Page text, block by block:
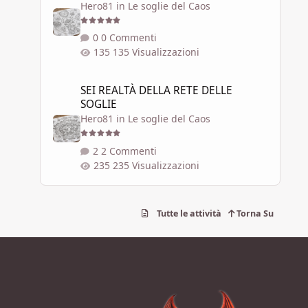
Hero81 in Le soglie del Caos
0 Commenti
135 Visualizzazioni
SEI REALTÀ DELLA RETE DELLE
SOGLIE
Hero81 in Le soglie del Caos
2 Commenti
235 Visualizzazioni
Tutte le attività Torna Su